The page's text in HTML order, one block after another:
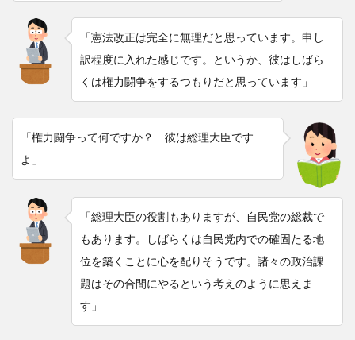
「憲法改正は完全に無理だと思っています。申し
訳程度に入れた感じです。というか、彼はしばら
くは権力闘争をするつもりだと思っています」
「権力闘争って何ですか？ 彼は総理大臣です
よ」
「総理大臣の役割もありますが、自民党の総裁で
もあります。しばらくは自民党内での確固たる地
位を築くことに心を配りそうです。諸々の政治課
題はその合間にやるという考えのように思えま
す」